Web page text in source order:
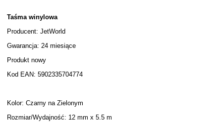
Taśma winylowa
Producent: JetWorld
Gwarancja: 24 miesiące
Produkt nowy
Kod EAN: 5902335704774
Kolor: Czarny na Zielonym
Rozmiar/Wydajność: 12 mm x 5.5 m